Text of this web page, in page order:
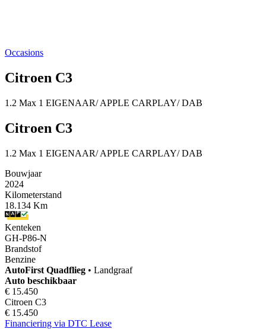
Occasions
Citroen C3
1.2 Max 1 EIGENAAR/ APPLE CARPLAY/ DAB
Citroen C3
1.2 Max 1 EIGENAAR/ APPLE CARPLAY/ DAB
Bouwjaar
2024
Kilometerstand
18.134 Km
Kenteken
GH-P86-N
Brandstof
Benzine
AutoFirst Quadflieg • Landgraaf
Auto beschikbaar
€ 15.450
Citroen C3
€ 15.450
Financiering via DTC Lease